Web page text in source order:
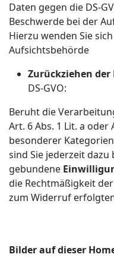
Daten gegen die DS-
Beschwerde bei der
Hierzu wenden Sie
Aufsichtsbehörde
Zurückziehen
DS-GVO:
Beruht die
Art. 6 Abs. 1 Lit. a oder
besonderer
sind Sie jederzeit
gebundene
die Rechtmäßigkeit
zum Widerruf
Bilder auf dieser